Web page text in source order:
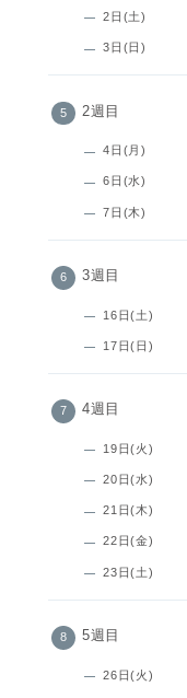
2日(土)
3日(日)
2週目
4日(月)
6日(水)
7日(木)
3週目
16日(土)
17日(日)
4週目
19日(火)
20日(水)
21日(木)
22日(金)
23日(土)
5週目
26日(火)